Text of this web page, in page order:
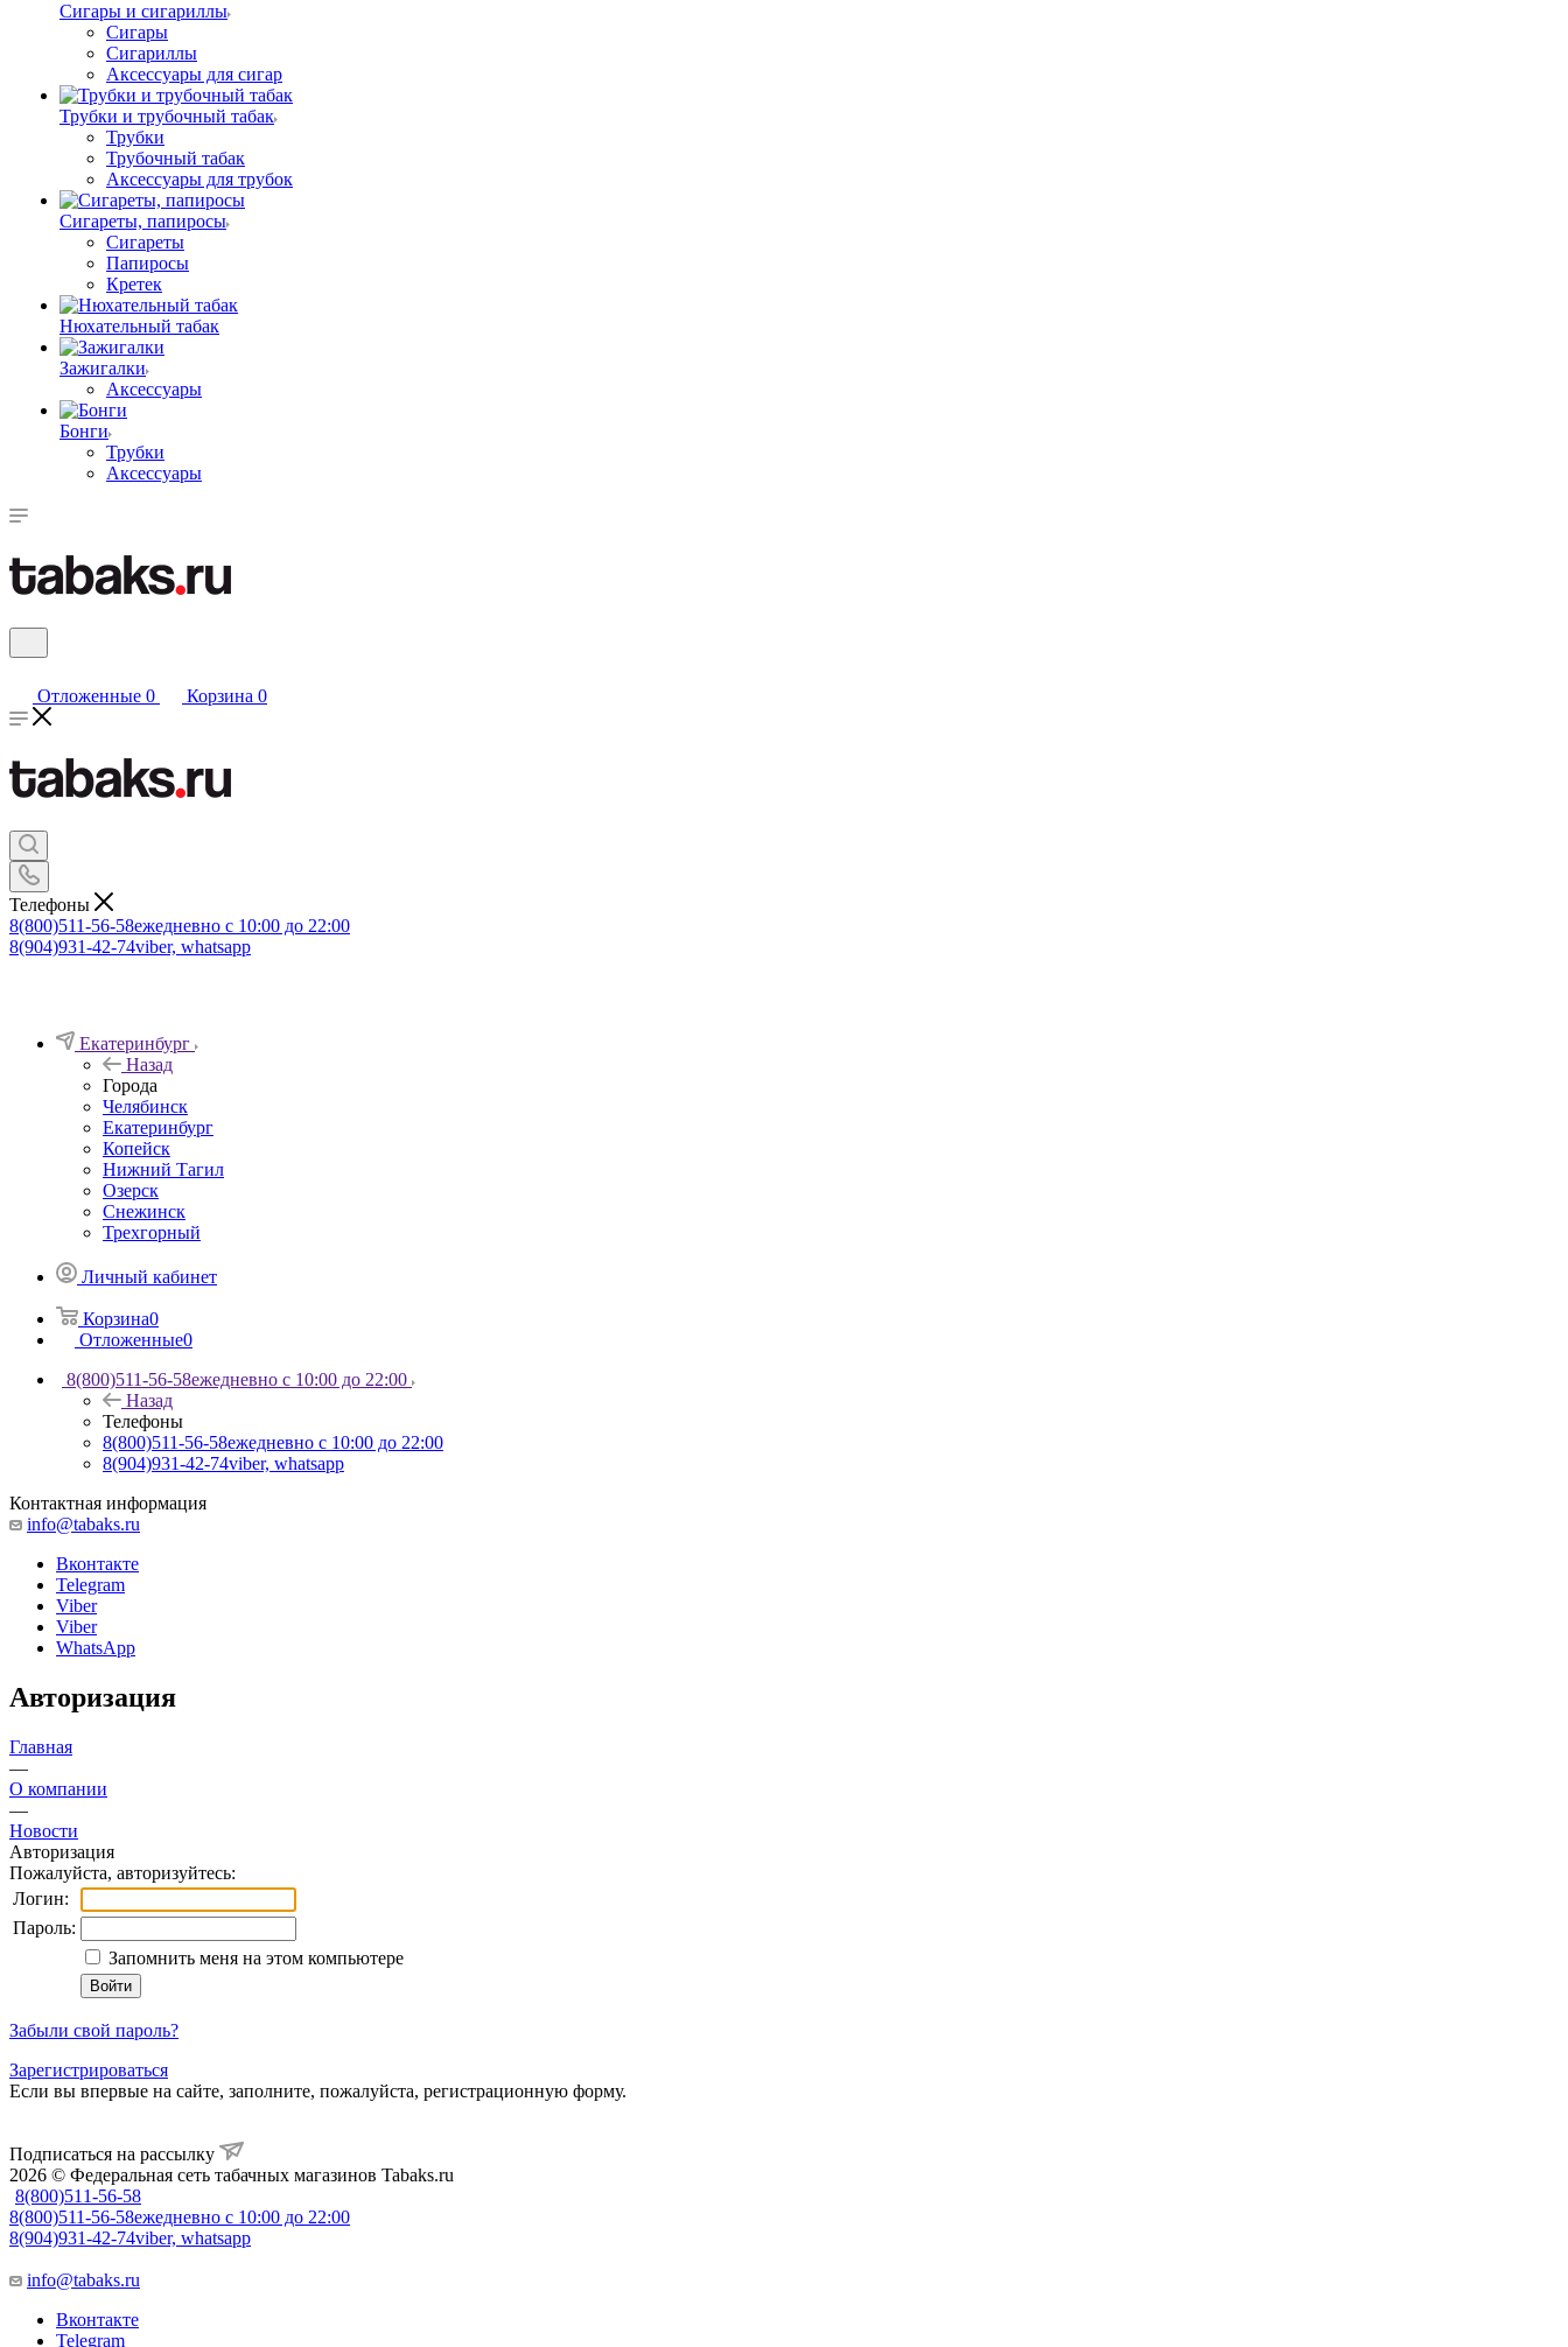
Сигары и сигариллы
Сигары
Сигариллы
Аксессуары для сигар
Трубки и трубочный табак
Трубки
Трубочный табак
Аксессуары для трубок
Сигареты, папиросы
Сигареты
Папиросы
Кретек
Нюхательный табак
Зажигалки
Аксессуары
Бонги
Трубки
Аксессуары
Отложенные 0 Корзина 0
Телефоны
8(800)511-56-58ежедневно с 10:00 до 22:00
8(904)931-42-74viber, whatsapp
Екатеринбург
Назад
Города
Челябинск
Екатеринбург
Копейск
Нижний Тагил
Озерск
Снежинск
Трехгорный
Личный кабинет
Корзина0
Отложенные0
8(800)511-56-58ежедневно с 10:00 до 22:00
Назад
Телефоны
8(800)511-56-58ежедневно с 10:00 до 22:00
8(904)931-42-74viber, whatsapp
Контактная информация
info@tabaks.ru
Вконтакте
Telegram
Viber
Viber
WhatsApp
Авторизация
Главная
—
О компании
—
Новости
Авторизация
Пожалуйста, авторизуйтесь:
Логин:
Пароль:
Запомнить меня на этом компьютере
Забыли свой пароль?
Зарегистрироваться
Если вы впервые на сайте, заполните, пожалуйста, регистрационную форму.
Подписаться на рассылку
2026 © Федеральная сеть табачных магазинов Tabaks.ru
8(800)511-56-58
8(800)511-56-58ежедневно с 10:00 до 22:00
8(904)931-42-74viber, whatsapp
info@tabaks.ru
Вконтакте
Telegram